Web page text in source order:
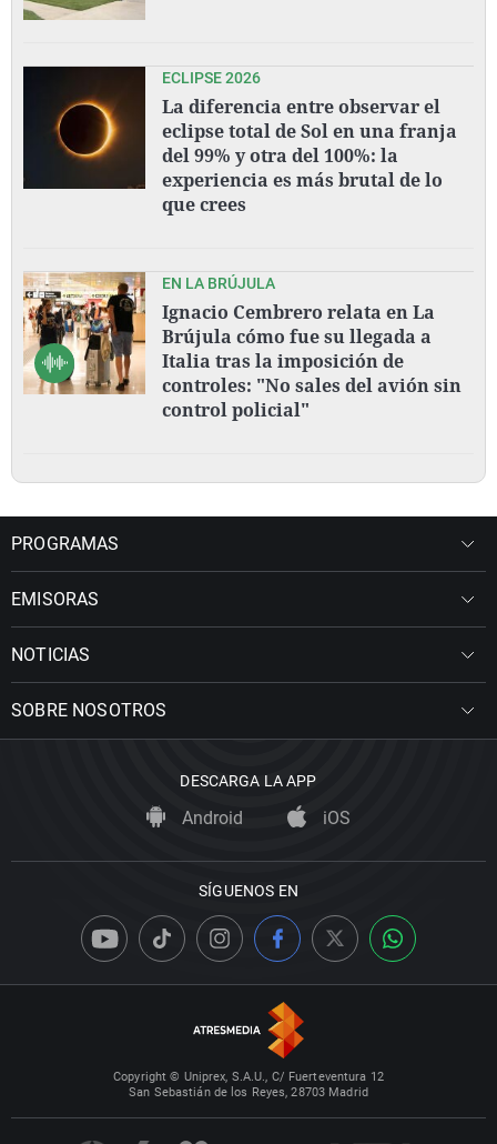
ECLIPSE 2026
La diferencia entre observar el
eclipse total de Sol en una franja
del 99% y otra del 100%: la
experiencia es más brutal de lo
que crees
EN LA BRÚJULA
Ignacio Cembrero relata en La
Brújula cómo fue su llegada a
Italia tras la imposición de
controles: "No sales del avión sin
control policial"
PROGRAMAS
EMISORAS
NOTICIAS
SOBRE NOSOTROS
DESCARGA LA APP
Android iOS
SÍGUENOS EN
Copyright © Uniprex, S.A.U., C/ Fuerteventura 12
San Sebastián de los Reyes, 28703 Madrid